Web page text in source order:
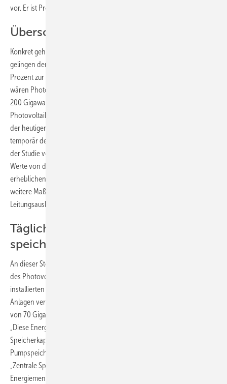
vor. Er ist Professor an der HTW und Mitautor der Speicherstudie.
Überschüsse beherrschen
Konkret gehen die Berliner Wissenschaftler davon aus, dass zum
gelingen der Energiewende die Photovoltaik mit mindestens 25
Prozent zur Stromerzeugung in Deutschland beitragen müsste. Dazu
wären Photovoltaikanlagen mit einer Gesamtleistung von mindestens
200 Gigawatt notwendig. „Bereits bei einer installierten
Photovoltaikleistung von 70 Gigawatt, was rund einer Verdopplung
der heutigen Leistung entspricht, können Photovoltaiksysteme
temporär den Verbrauch vollständig abdecken“, rechnen die Autoren
der Studie vor. „Steigt die Photovoltaikleistung auf die erforderlichen
Werte von deutlich über 100 Gigawatt, kommt es zur Mittagszeit zu
erheblichen Überschüssen durch die Solarstromerzeugung, die ohne
weitere Maßnahmen auch durch einen noch so ambitionierten
Leitungsausbau nicht zu beherrschen wären.“
Täglich 500 Gigawattstunden
speichern
An dieser Stelle kommen die Speicher als unverzichtbarer Bestandteil
des Photovoltaikausbaus ins Spiel. Denn wenn man bei einer
installierten Solarstromleistung von 200 Gigawatt die Abregelung von
Anlagen vermeiden möchte, müssen bei einer Überschussleistung
von 70 Gigawatt täglich 500 Gigawattstunden gespeichert werden.
„Diese Energiemenge entspricht mehr als dem Zehnfachen der
Speicherkapazität der heute in Deutschland in Betrieb befindlichen
Pumpspeicherkraftwerke“, warnen die Berliner Wissenschaftler.
„Zentrale Speicher werden in absehbarer Zeit nur einen Teil der
Energiemenge aufnehmen können. Langfristig stehen dann auch bei